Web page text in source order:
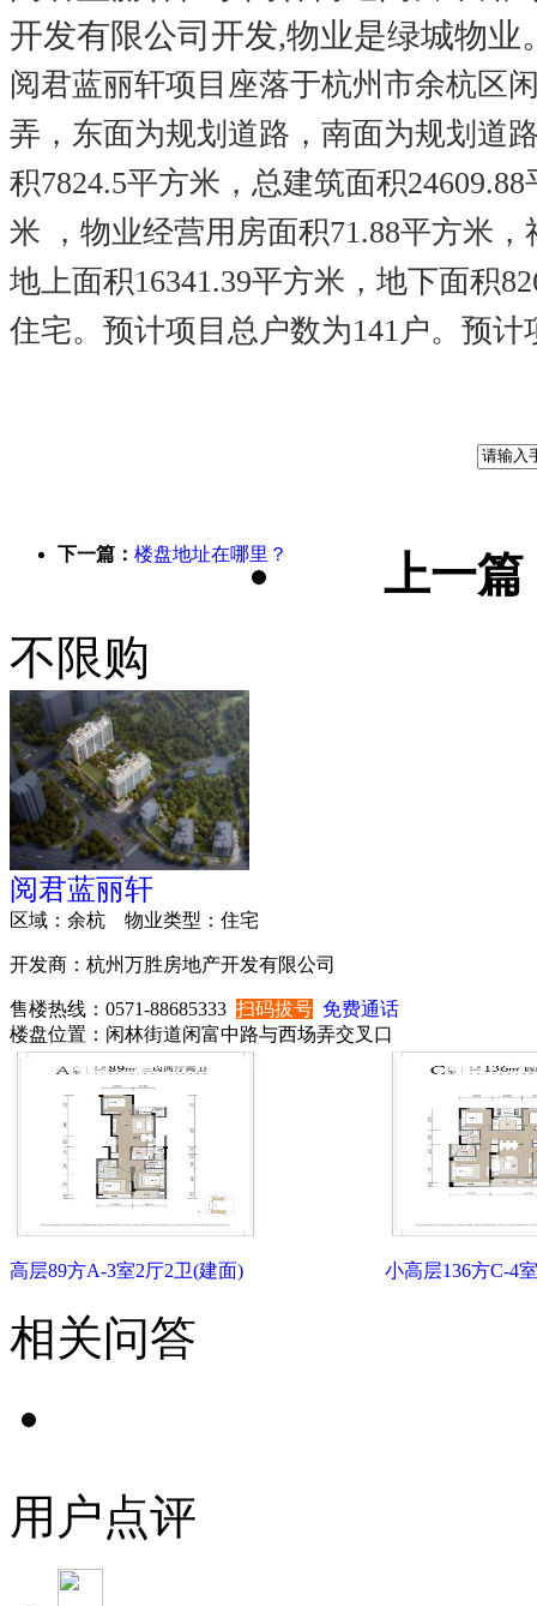
开发有限公司开发,物业是绿城物业
阅君蓝丽轩项目座落于杭州市余杭区
弄，东面为规划道路，南面为规划道
积7824.5平方米，总建筑面积
米 ，物业经营用房面积71.88平方米
地上面积16341.39平方米，地下面积
住宅。预计项目总户数为141户。预计
下一篇： 楼盘地址在哪里？
上一篇
不限购
阅君蓝丽轩
区域： 余杭 物业类型： 住宅
开发商： 杭州万胜房地产开发有限公司
售楼热线： 0571-88685333 扫码拔号 免费通话
楼盘位置： 闲林街道闲富中路与西场弄交叉口
高层89方A-3室2厅2卫(建面) 小高层136方C-4
相关问答
用户点评